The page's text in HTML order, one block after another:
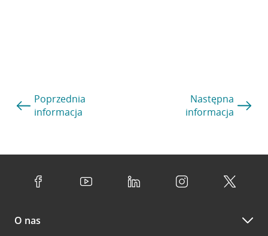
Poprzednia
informacja
Następna
informacja
O nas